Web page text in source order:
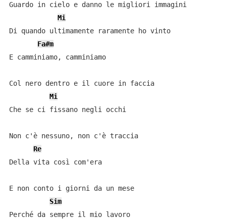
Guardo in cielo e danno le migliori immagini
Mi
Di quando ultimamente raramente ho vinto
Fa#m
E camminiamo, camminiamo
Col nero dentro e il cuore in faccia
Mi
Che se ci fissano negli occhi
Non c'è nessuno, non c'è traccia
Re
Della vita così com'era
E non conto i giorni da un mese
Sim
Perché da sempre il mio lavoro